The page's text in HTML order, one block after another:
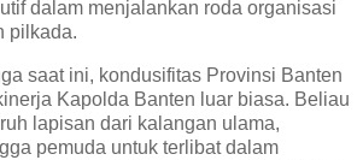
dalam menjalankan roda organisasi
pilkada.
saat ini, kondusifitas Provinsi Banten
Kapolda Banten luar biasa. Beliau
lapisan dari kalangan ulama,
pemuda untuk terlibat dalam